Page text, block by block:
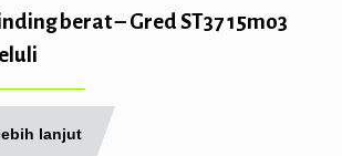
berat – Gred ST37 15mo3
lanjut